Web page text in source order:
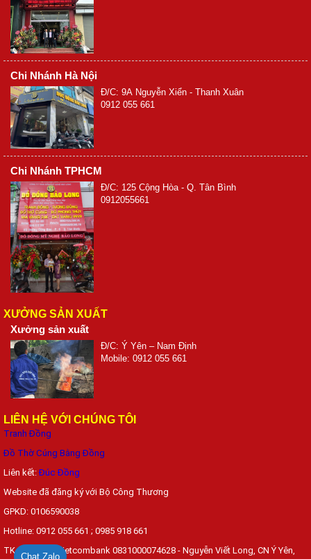
Chat Zalo
Chi Nhánh Hà Nội
Đ/C: 9A Nguyễn Xiển - Thanh Xuân
0912 055 661
Chi Nhánh TPHCM
Đ/C: 125 Cộng Hòa - Q. Tân Bình
0912055661
XƯỞNG SẢN XUẤT
Xưởng sản xuất
Đ/C: Ý Yên – Nam Định
Mobile: 0912 055 661
LIÊN HỆ VỚI CHÚNG TÔI
Tranh Đồng
Đồ Thờ Cúng Bằng Đồng
Liên kết:Đúc Đồng
Website đã đăng ký với Bộ Công Thương
GPKD: 0106590038
Hotline: 0912 055 661 ; 0985 918 661
TK đặt hàng: Vietcombank 0831000074628 - Nguyễn Viết Long, CN Ý Yên,